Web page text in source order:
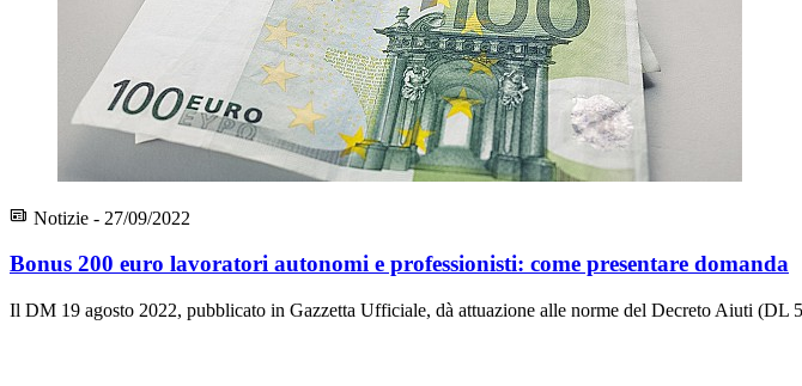
Notizie - 27/09/2022
Bonus 200 euro lavoratori autonomi e professionisti: come presentare domanda
Il DM 19 agosto 2022, pubblicato in Gazzetta Ufficiale, dà attuazione alle norme del Decreto Aiuti (DL